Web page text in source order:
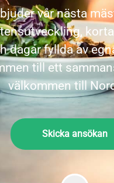
vår nästa
dagar fyllda av
till ett
välkommen till
Skicka ansökan